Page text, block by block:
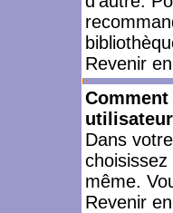
Revenir
Dans
choisissez
même.
Revenir